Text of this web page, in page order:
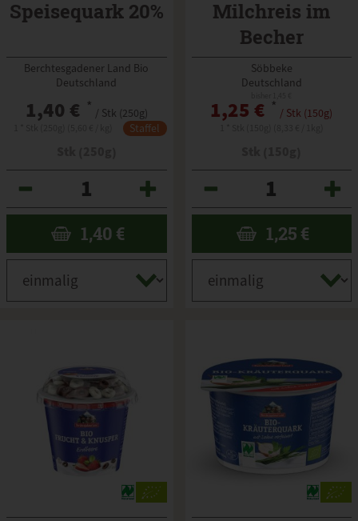
Speisequark 20%
Berchtesgadener Land Bio
Deutschland
1,40 € * / Stk (250g)
Staffel
1,40 €
Milchreis im
Becher
Söbbeke
Deutschland
1,25 € * / Stk (150g)
1,25 €